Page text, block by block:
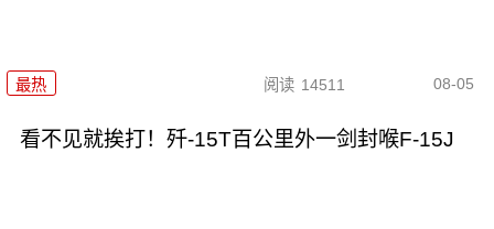
最热 阅读 14511 08-05
看不见就挨打！歼-15T百公里外一剑封喉F-15J